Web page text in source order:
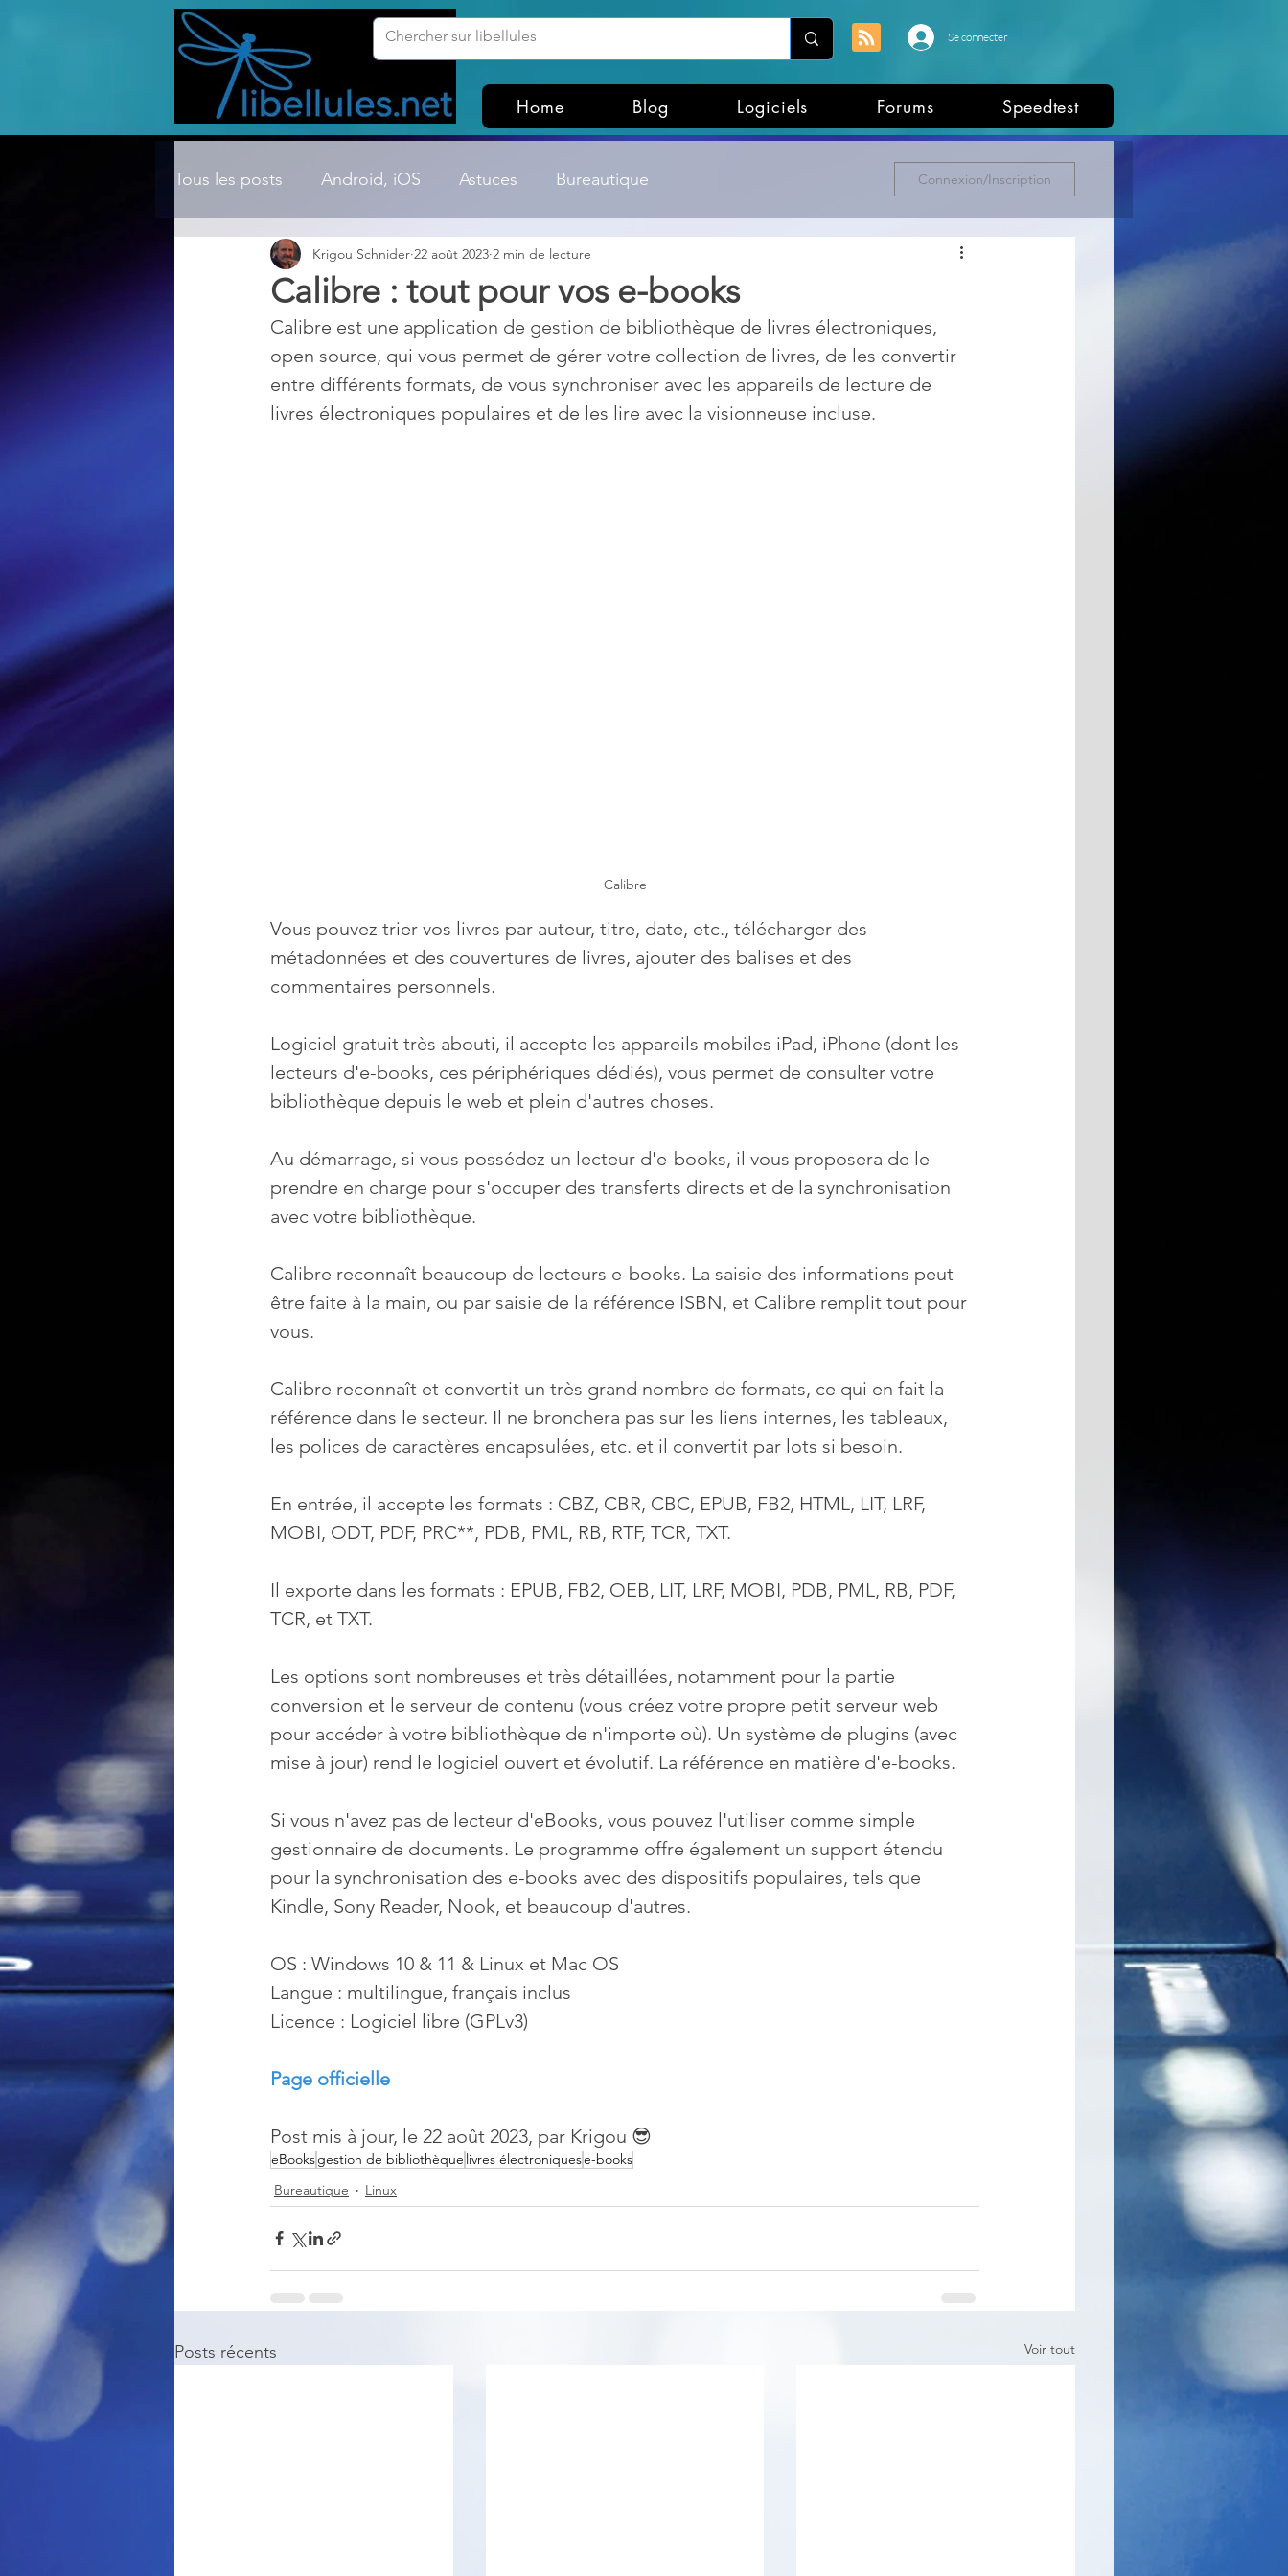
Se connecter
Home Blog Logiciels Forums Speedtest
Tous les posts Android, iOS Astuces Bureautique
Compression ZIP, RAR, etc. Customisation Windows
Dossier Windows Explorateurs de fichiers Gestion Système Graphisme
Hardware Internet Lightroom & Photoshop Linux
Connexion/Inscription
Calibre : tout pour vos e-books
Krigou Schnider 22 août 2023 2 min de lecture
Calibre est une application de gestion de bibliothèque de livres électroniques,
open source, qui vous permet de gérer votre collection de livres, de les convertir
entre différents formats, de vous synchroniser avec les appareils de lecture de
livres électroniques populaires et de les lire avec la visionneuse incluse.
Calibre
Vous pouvez trier vos livres par auteur, titre, date, etc., télécharger des
métadonnées et des couvertures de livres, ajouter des balises et des
commentaires personnels.
Logiciel gratuit très abouti, il accepte les appareils mobiles iPad, iPhone (dont les
lecteurs d'e-books, ces périphériques dédiés), vous permet de consulter votre
bibliothèque depuis le web et plein d'autres choses.
Au démarrage, si vous possédez un lecteur d'e-books, il vous proposera de le
prendre en charge pour s'occuper des transferts directs et de la synchronisation
avec votre bibliothèque.
Calibre reconnaît beaucoup de lecteurs e-books. La saisie des informations peut
être faite à la main, ou par saisie de la référence ISBN, et Calibre remplit tout pour
vous.
Calibre reconnaît et convertit un très grand nombre de formats, ce qui en fait la
référence dans le secteur. Il ne bronchera pas sur les liens internes, les tableaux,
les polices de caractères encapsulées, etc. et il convertit par lots si besoin.
En entrée, il accepte les formats : CBZ, CBR, CBC, EPUB, FB2, HTML, LIT, LRF,
MOBI, ODT, PDF, PRC**, PDB, PML, RB, RTF, TCR, TXT.
Il exporte dans les formats : EPUB, FB2, OEB, LIT, LRF, MOBI, PDB, PML, RB, PDF,
TCR, et TXT.
Les options sont nombreuses et très détaillées, notamment pour la partie
conversion et le serveur de contenu (vous créez votre propre petit serveur web
pour accéder à votre bibliothèque de n'importe où). Un système de plugins (avec
mise à jour) rend le logiciel ouvert et évolutif. La référence en matière d'e-books.
Si vous n'avez pas de lecteur d'eBooks, vous pouvez l'utiliser comme simple
gestionnaire de documents. Le programme offre également un support étendu
pour la synchronisation des e-books avec des dispositifs populaires, tels que
Kindle, Sony Reader, Nook, et beaucoup d'autres.
OS : Windows 10 & 11 & Linux et Mac OS
Langue : multilingue, français inclus
Licence : Logiciel libre (GPLv3)
Page officielle
Post mis à jour, le 22 août 2023, par Krigou 😎
eBooksgestion de bibliothèque livres électroniquese-books
Bureautique
Linux
Posts récents Voir tout